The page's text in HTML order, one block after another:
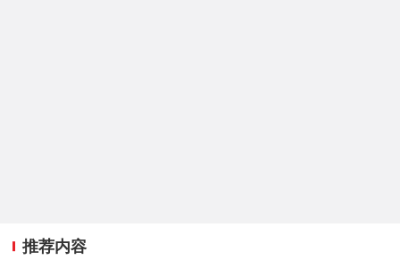
推荐内容